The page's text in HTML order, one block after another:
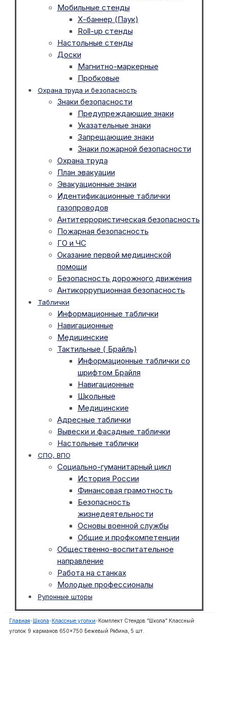
Мобильные стенды
Х-баннер (Паук)
Roll-up стенды
Настольные стенды
Доски
Магнитно-маркерные
Пробковые
Охрана труда и безопасность
Знаки безопасности
Предупреждающие знаки
Указательные знаки
Запрещающие знаки
Знаки пожарной безопасности
Охрана труда
План эвакуации
Эвакуационные знаки
Идентификационные таблички
газопроводов
Антитеррористическая безопасность
Пожарная безопасность
ГО и ЧС
Оказание первой медицинской
помощи
Безопасность дорожного движения
Антикоррупционная безопасность
Таблички
Информационные таблички
Навигационные
Медицинские
Тактильные ( Брайль)
Информационные таблички со
шрифтом Брайля
Навигационные
Школьные
Медицинские
Адресные таблички
Вывески и фасадные таблички
Настольные таблички
СПО, ВПО
Социально-гуманитарный цикл
История России
Финансовая грамотность
Безопасность
жизнедеятельности
Основы военной службы
Общие и профкомпетенции
Общественно-воспитательное
направление
Работа на станках
Молодые профессионалы
Рулонные шторы
Главная- Школа- Классные уголки- Комплект Стендов “Школа” Классный
уголок 9 карманов 650×750 Бежевый Рябина, 5 шт.